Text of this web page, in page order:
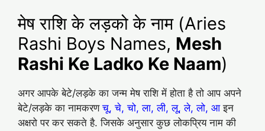
मेष राशि के लड़को के नाम (Aries
Rashi Boys Names, Mesh
Rashi Ke Ladko Ke Naam)
अगर आपके बेटे/लड़के का जन्म मेष राशि में होता है तो आप अपने
बेटे/लड़के का नामकरणचू, चे, चो, ला, ली, लू, ले, लो, आइन
अक्षरो पर कर सकते है. जिसके अनुसार कुछ लोकप्रिय नाम की